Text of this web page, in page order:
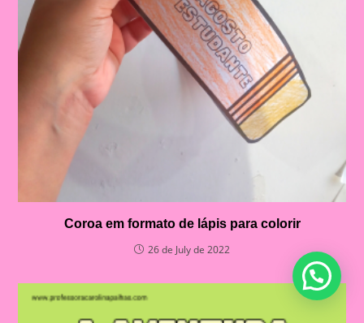
Coroa em formato de lápis para colorir
26 de July de 2022